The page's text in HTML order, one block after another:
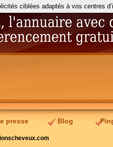
presse Blog
ciblées adaptés à vos centres